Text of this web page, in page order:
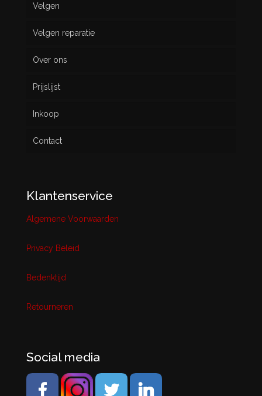
Nieuw
Gebruikt
Velgen
Velgen reparatie
Over ons
Prijslijst
Inkoop
Contact
Klantenservice
Algemene Voorwaarden
Privacy Beleid
Bedenktijd
Retourneren
Social media